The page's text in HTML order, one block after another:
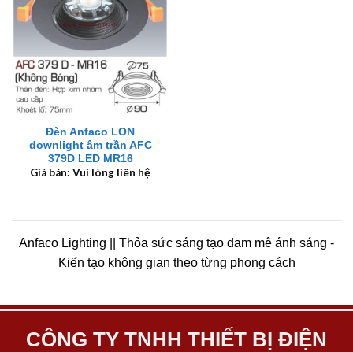
Đèn Anfaco LON
downlight âm trần AFC
379D LED MR16
Giá bán: Vui lòng liên hệ
Anfaco Lighting || Thỏa sức sáng tạo đam mê ánh sáng -
Kiến tạo không gian theo từng phong cách
CÔNG TY TNHH THIẾT BỊ ĐIỆN